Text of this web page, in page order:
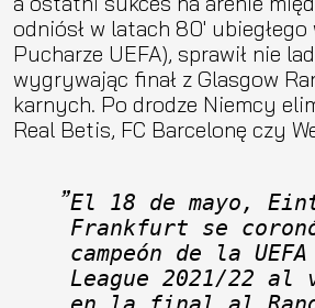
odniósł w latach 80′
Pucharze UEFA), sprawił nie
wygrywając finał z Glasgow
karnych. Po drodze Niemcy
Real Betis, FC Barcelonę czy
El 18 de mayo,
Frankfurt se
campeón de la
League 2021/22 al